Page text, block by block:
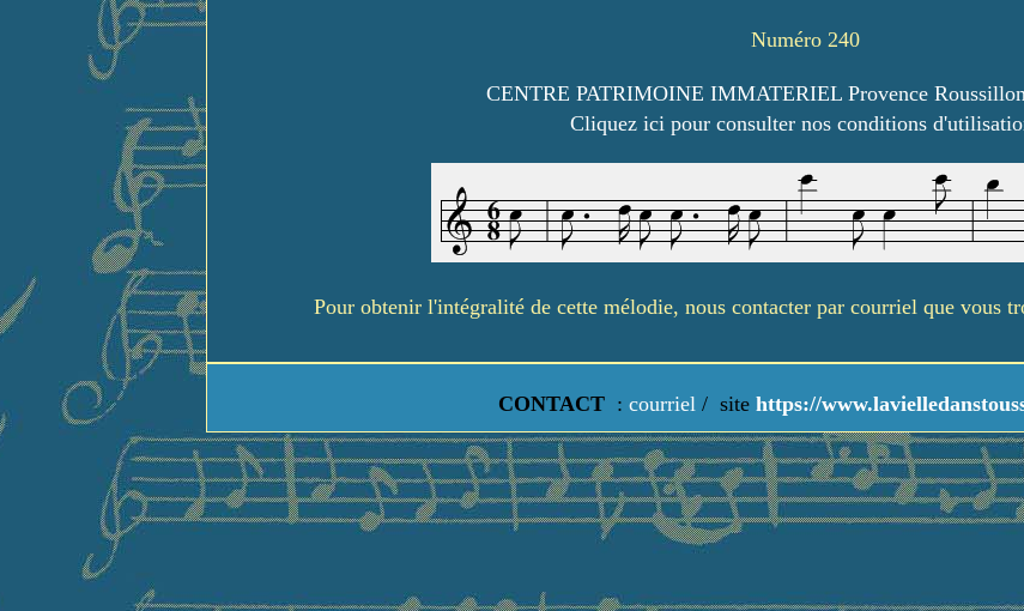
Numéro 240
CENTRE PATRIMOINE IMMATERIEL Provence
Cliquez ici pour consulter nos conditions
Pour obtenir l'intégralité de cette mélodie, nous contacter par courriel que vous
CONTACT : courriel / site https://